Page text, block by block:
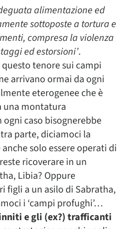
alimentazione ed
sottoposte a tortura e
compresa la violenza
ed estorsioni’.
tenore sui campi
arrivano ormai da ogni
eterogenee che è
una montatura
caso bisognerebbe
parte, diciamoci la
solo essere operati di
ricoverare in un
Libia? Oppure
figli a un asilo di Sabratha,
i ‘campi profughi’…
e gli (ex?) trafficanti